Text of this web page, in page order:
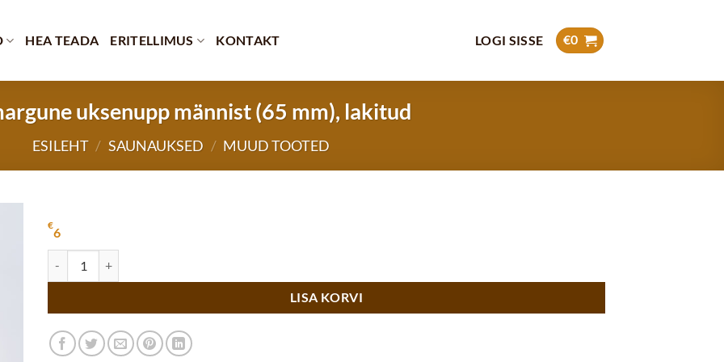
HEA TEADA ERITELLIMUS KONTAKT LOGI SISSE €0
uksenupp männist (65 mm), lakitud
ESILEHT / SAUNAUKSED / MUUD TOOTED
€6
LISA KORVI